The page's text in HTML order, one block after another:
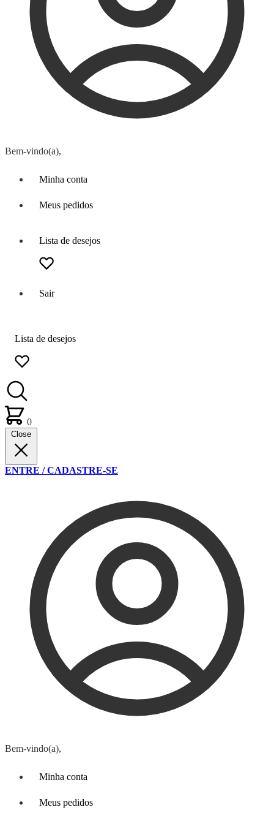
Bem-vindo(a),
Minha conta
Meus pedidos
Lista de desejos
Sair
Lista de desejos
0
Close
ENTRE / CADASTRE-SE
Bem-vindo(a),
Minha conta
Meus pedidos